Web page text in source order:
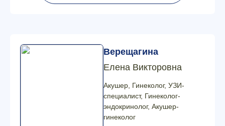
Верещагина
Елена Викторовна
Акушер, Гинеколог, УЗИ-
специалист, Гинеколог-
эндокринолог, Акушер-
гинеколог